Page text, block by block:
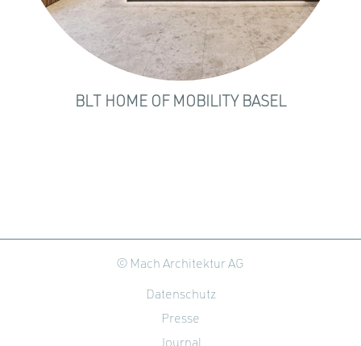
BLT HOME OF MOBILITY BASEL
© Mach Architektur AG
Datenschutz
Presse